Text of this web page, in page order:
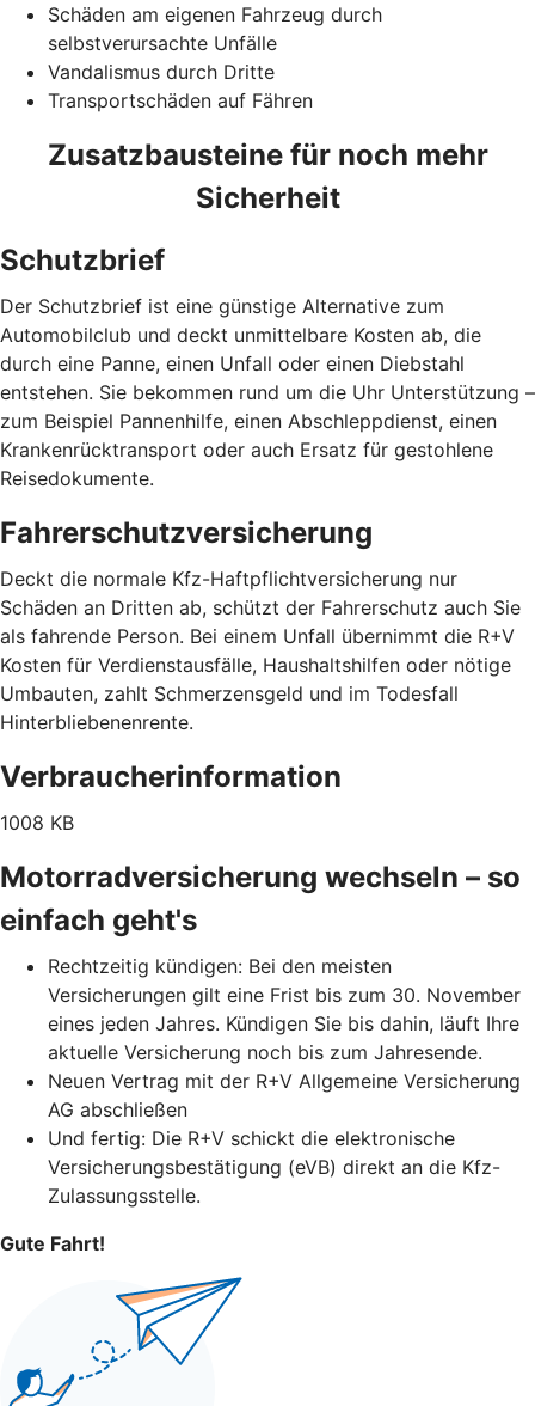
Schäden am eigenen Fahrzeug durch
selbstverursachte Unfälle
Vandalismus durch Dritte
Transportschäden auf Fähren
Zusatzbausteine für noch mehr
Sicherheit
Schutzbrief
Der Schutzbrief ist eine günstige Alternative zum
Automobilclub und deckt unmittelbare Kosten ab, die
durch eine Panne, einen Unfall oder einen Diebstahl
entstehen. Sie bekommen rund um die Uhr Unterstützung –
zum Beispiel Pannenhilfe, einen Abschleppdienst, einen
Krankenrücktransport oder auch Ersatz für gestohlene
Reisedokumente.
Fahrerschutzversicherung
Deckt die normale Kfz-Haftpflichtversicherung nur
Schäden an Dritten ab, schützt der Fahrerschutz auch Sie
als fahrende Person. Bei einem Unfall übernimmt die R+V
Kosten für Verdienstausfälle, Haushaltshilfen oder nötige
Umbauten, zahlt Schmerzensgeld und im Todesfall
Hinterbliebenenrente.
Verbraucherinformation
1008 KB
Motorradversicherung wechseln – so
einfach geht's
Rechtzeitig kündigen: Bei den meisten
Versicherungen gilt eine Frist bis zum 30. November
eines jeden Jahres. Kündigen Sie bis dahin, läuft Ihre
aktuelle Versicherung noch bis zum Jahresende.
Neuen Vertrag mit der R+V Allgemeine Versicherung
AG abschließen
Und fertig: Die R+V schickt die elektronische
Versicherungsbestätigung (eVB) direkt an die Kfz-
Zulassungsstelle.
Gute Fahrt!